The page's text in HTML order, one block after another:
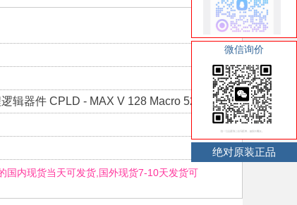
辑器件 CPLD - MAX V 128 Macro 52
国内现货当天可发货,国外现货7-10天发货可
微信询价
绝对原装正品